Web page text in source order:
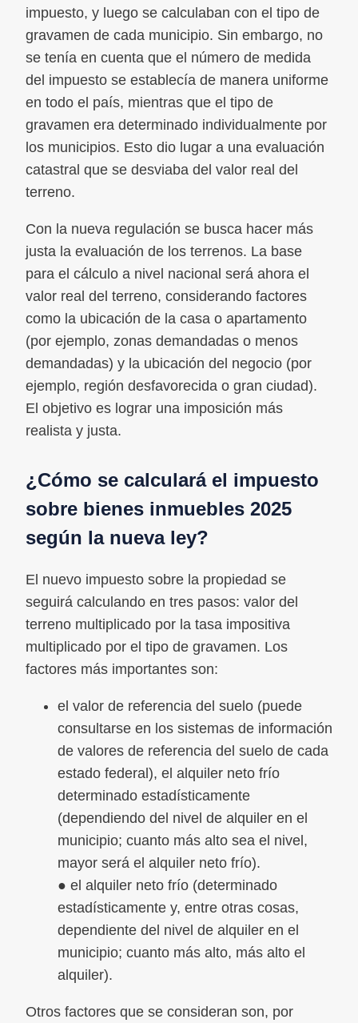
impuesto, y luego se calculaban con el tipo de
gravamen de cada municipio. Sin embargo, no
se tenía en cuenta que el número de medida
del impuesto se establecía de manera uniforme
en todo el país, mientras que el tipo de
gravamen era determinado individualmente por
los municipios. Esto dio lugar a una evaluación
catastral que se desviaba del valor real del
terreno.
Con la nueva regulación se busca hacer más
justa la evaluación de los terrenos. La base
para el cálculo a nivel nacional será ahora el
valor real del terreno, considerando factores
como la ubicación de la casa o apartamento
(por ejemplo, zonas demandadas o menos
demandadas) y la ubicación del negocio (por
ejemplo, región desfavorecida o gran ciudad).
El objetivo es lograr una imposición más
realista y justa.
¿Cómo se calculará el impuesto
sobre bienes inmuebles 2025
según la nueva ley?
El nuevo impuesto sobre la propiedad se
seguirá calculando en tres pasos: valor del
terreno multiplicado por la tasa impositiva
multiplicado por el tipo de gravamen. Los
factores más importantes son:
el valor de referencia del suelo (puede
consultarse en los sistemas de información
de valores de referencia del suelo de cada
estado federal), el alquiler neto frío
determinado estadísticamente
(dependiendo del nivel de alquiler en el
municipio; cuanto más alto sea el nivel,
mayor será el alquiler neto frío).
● el alquiler neto frío (determinado
estadísticamente y, entre otras cosas,
dependiente del nivel de alquiler en el
municipio; cuanto más alto, más alto el
alquiler).
Otros factores que se consideran son, por